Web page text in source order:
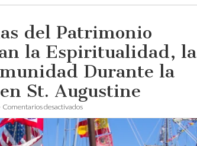
del Patrimonio
la Espiritualidad, la
Durante la
St. Augustine
Comentarios desactivadosen
Las
Experiencias
del
Patrimonio